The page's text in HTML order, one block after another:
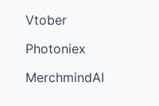
Vtober
Photoniex
MerchmindAI